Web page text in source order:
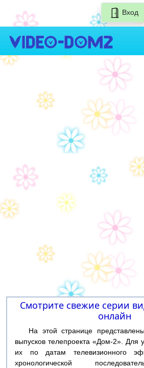
Вход
Смотрите свежие серии
онлайн
На этой странице
выпусков телепроекта «Дом-2». Для
их по датам телевизионного
хронологической